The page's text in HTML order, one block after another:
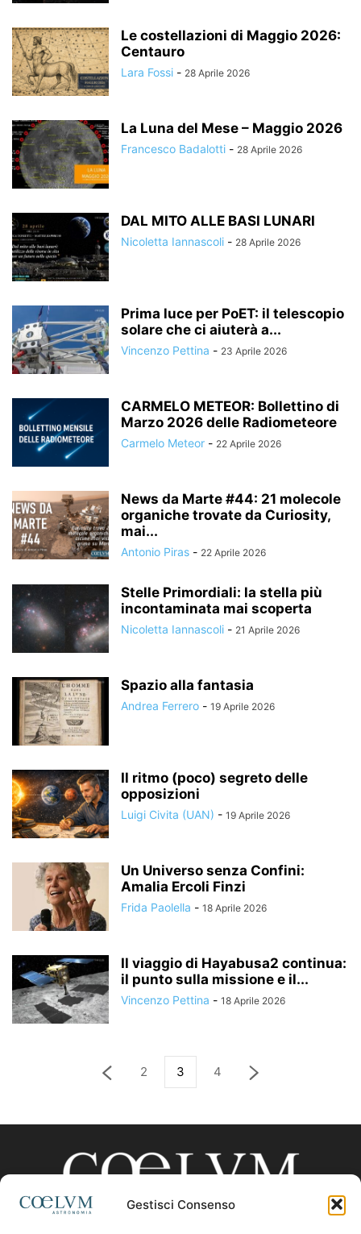
Gestisci Consenso
Le costellazioni di Maggio 2026:
Centauro
Lara Fossi - 28 Aprile 2026
La Luna del Mese – Maggio 2026
Francesco Badalotti - 28 Aprile 2026
DAL MITO ALLE BASI LUNARI
Nicoletta Iannascoli - 28 Aprile 2026
Prima luce per PoET: il telescopio
solare che ci aiuterà a...
Vincenzo Pettina - 23 Aprile 2026
CARMELO METEOR: Bollettino di
Marzo 2026 delle Radiometeore
Carmelo Meteor - 22 Aprile 2026
News da Marte #44: 21 molecole
organiche trovate da Curiosity,
mai...
Antonio Piras - 22 Aprile 2026
Stelle Primordiali: la stella più
incontaminata mai scoperta
Nicoletta Iannascoli - 21 Aprile 2026
Spazio alla fantasia
Andrea Ferrero - 19 Aprile 2026
Il ritmo (poco) segreto delle
opposizioni
Luigi Civita (UAN) - 19 Aprile 2026
Un Universo senza Confini:
Amalia Ercoli Finzi
Frida Paolella - 18 Aprile 2026
Il viaggio di Hayabusa2 continua:
il punto sulla missione e il...
Vincenzo Pettina - 18 Aprile 2026
2 3 4